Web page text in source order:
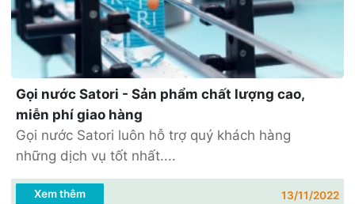
Gọi nước Satori - Sản phẩm chất lượng cao,
miễn phí giao hàng
Gọi nước Satori luôn hỗ trợ quý khách hàng
những dịch vụ tốt nhất....
Xem thêm 13/11/2022